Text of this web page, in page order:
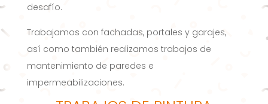
desafío.
Trabajamos con fachadas, portales y garajes,
así como también realizamos trabajos de
mantenimiento de paredes e
impermeabilizaciones.